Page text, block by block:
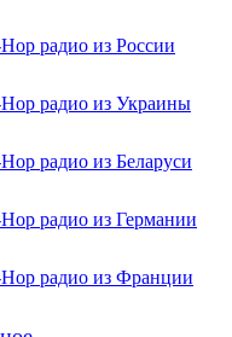
радио из России
радио из Украины
радио из Беларуси
радио из Германии
радио из Франции